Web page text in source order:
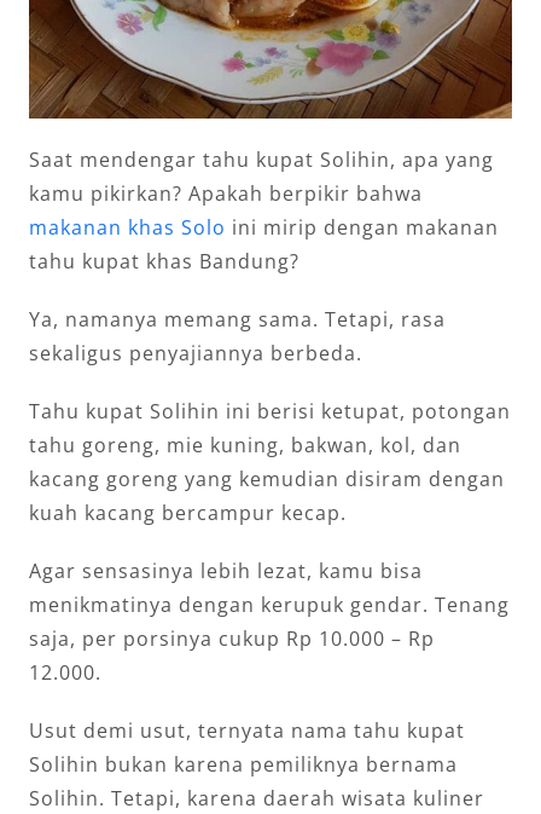
Saat mendengar tahu kupat Solihin, apa yang
kamu pikirkan? Apakah berpikir bahwa
makanan khas Solo ini mirip dengan makanan
tahu kupat khas Bandung?
Ya, namanya memang sama. Tetapi, rasa
sekaligus penyajiannya berbeda.
Tahu kupat Solihin ini berisi ketupat, potongan
tahu goreng, mie kuning, bakwan, kol, dan
kacang goreng yang kemudian disiram dengan
kuah kacang bercampur kecap.
Agar sensasinya lebih lezat, kamu bisa
menikmatinya dengan kerupuk gendar. Tenang
saja, per porsinya cukup Rp 10.000 – Rp
12.000.
Usut demi usut, ternyata nama tahu kupat
Solihin bukan karena pemiliknya bernama
Solihin. Tetapi, karena daerah wisata kuliner